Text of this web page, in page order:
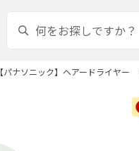
【パナソニック】ヘアードライヤ